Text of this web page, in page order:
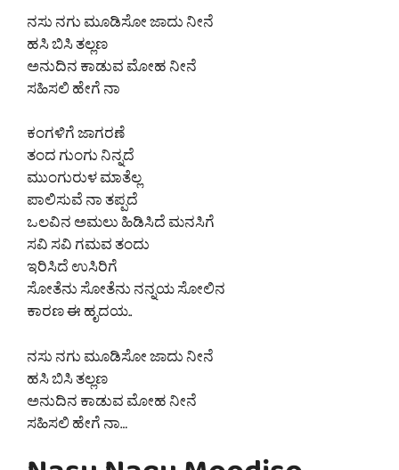
ನಸು ನಗು ಮೂಡಿಸೋ ಜಾದು ನೀನೆ
ಹಸಿ ಬಿಸಿ ತಲ್ಲಣ
ಅನುದಿನ ಕಾಡುವ ಮೋಹ ನೀನೆ
ಸಹಿಸಲಿ ಹೇಗೆ ನಾ
ಕಂಗಳಿಗೆ ಜಾಗರಣೆ
ತಂದ ಗುಂಗು ನಿನ್ನದೆ
ಮುಂಗುರುಳ ಮಾತೆಲ್ಲ
ಪಾಲಿಸುವೆ ನಾ ತಪ್ಪದೆ
ಒಲವಿನ ಅಮಲು ಹಿಡಿಸಿದೆ ಮನಸಿಗೆ
ಸವಿ ಸವಿ ಗಮವ ತಂದು
ಇರಿಸಿದೆ ಉಸಿರಿಗೆ
ಸೋತೆನು ಸೋತೆನು ನನ್ನಯ ಸೋಲಿನ
ಕಾರಣ ಈ ಹೃದಯ..
ನಸು ನಗು ಮೂಡಿಸೋ ಜಾದು ನೀನೆ
ಹಸಿ ಬಿಸಿ ತಲ್ಲಣ
ಅನುದಿನ ಕಾಡುವ ಮೋಹ ನೀನೆ
ಸಹಿಸಲಿ ಹೇಗೆ ನಾ…